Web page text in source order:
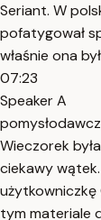
Seriant. W
pofatygował
właśnie ona
07:23
Speaker A
Wieczorek
ciekawy
użytkowniczkę
tym materiale